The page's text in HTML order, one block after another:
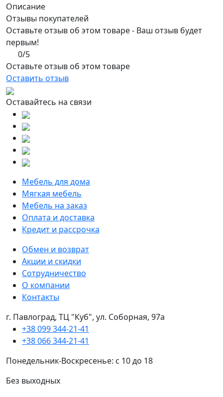
Описание
Отзывы покупателей
Оставьте отзыв об этом товаре - Ваш отзыв будет
первым!
0/5
Оставьте отзыв об этом товаре
Оставить отзыв
Оставайтесь на связи
Мебель для дома
Мягкая мебель
Мебель на заказ
Оплата и доставка
Кредит и рассрочка
Обмен и возврат
Акции и скидки
Сотрудничество
О компании
Контакты
г. Павлоград, ТЦ "Куб", ул. Соборная, 97а
+38 099 344-21-41
+38 066 344-21-41
Понедельник-Воскресенье: с 10 до 18
Без выходных